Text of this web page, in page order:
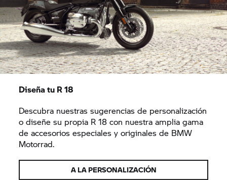
Diseña tu R 18
Descubra nuestras sugerencias de personalización
o diseñe su propia R 18 con nuestra amplia gama
de accesorios especiales y originales de BMW
Motorrad.
A LA PERSONALIZACIÓN